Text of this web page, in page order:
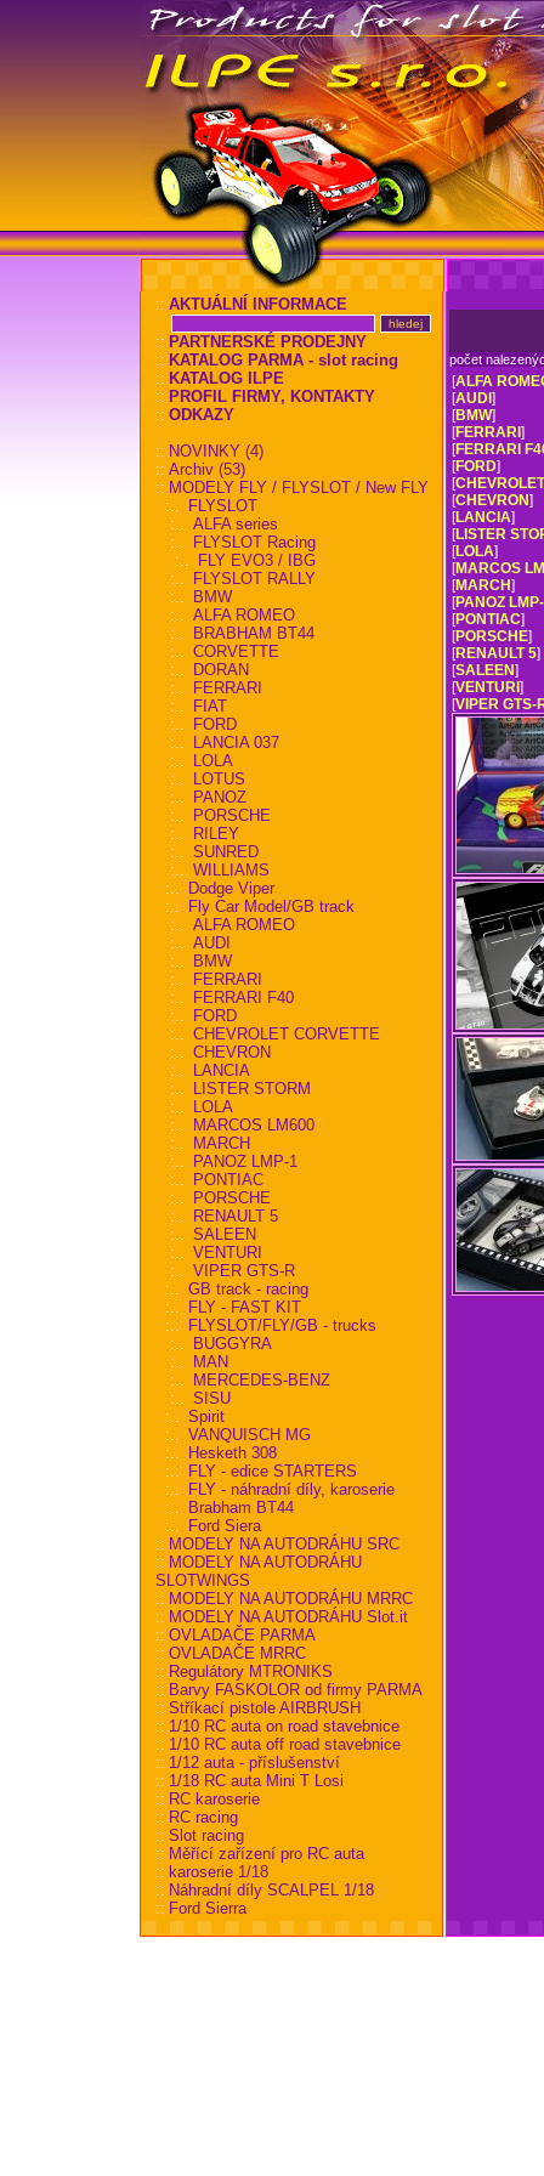
:: AKTUÁLNÍ INFORMACE
:: PARTNERSKÉ PRODEJNY
:: KATALOG PARMA - slot racing
:: KATALOG ILPE
:: PROFIL FIRMY, KONTAKTY
:: ODKAZY
:: NOVINKY (4)
:: Archiv (53)
:: MODELY FLY / FLYSLOT / New FLY
:..
FLYSLOT
:.. ALFA series
:..
FLYSLOT Racing
:..
FLY EVO3 / IBG
:..
FLYSLOT RALLY
:..
BMW
:.. ALFA ROMEO
:..
BRABHAM BT44
:.. CORVETTE
:..
DORAN
:..
FERRARI
:..
FIAT
:..
FORD
:..
LANCIA 037
:..
LOLA
:..
LOTUS
:..
PANOZ
:..
PORSCHE
:..
RILEY
:.. SUNRED
:.. WILLIAMS
:..
Dodge Viper
:..
Fly Car Model/GB track
:.. ALFA ROMEO
:.. AUDI
:..
BMW
:..
FERRARI
:..
FERRARI F40
:..
FORD
:.. CHEVROLET CORVETTE
:.. CHEVRON
:..
LANCIA
:..
LISTER STORM
:..
LOLA
:..
MARCOS LM600
:..
MARCH
:..
PANOZ LMP-1
:..
PONTIAC
:..
PORSCHE
:..
RENAULT 5
:.. SALEEN
:.. VENTURI
:.. VIPER GTS-R
:.. GB track - racing
:..
FLY - FAST KIT
:..
FLYSLOT/FLY/GB - trucks
:..
BUGGYRA
:..
MAN
:..
MERCEDES-BENZ
:.. SISU
:.. Spirit
:.. VANQUISCH MG
:..
Hesketh 308
:..
FLY - edice STARTERS
:..
FLY - náhradní díly, karoserie
:..
Brabham BT44
:..
Ford Siera
:: MODELY NA AUTODRÁHU SRC
:: MODELY NA AUTODRÁHU
SLOTWINGS
:: MODELY NA AUTODRÁHU MRRC
:: MODELY NA AUTODRÁHU Slot.it
:: OVLADAČE PARMA
:: OVLADAČE MRRC
:: Regulátory MTRONIKS
:: Barvy FASKOLOR od firmy PARMA
:: Stříkací pistole AIRBRUSH
:: 1/10 RC auta on road stavebnice
:: 1/10 RC auta off road stavebnice
:: 1/12 auta - příslušenství
:: 1/18 RC auta Mini T Losi
:: RC karoserie
:: RC racing
:: Slot racing
:: Měřící zařízení pro RC auta
:: karoserie 1/18
:: Náhradní díly SCALPEL 1/18
:: Ford Sierra
počet
[ALFA
[AUDI ]
[BMW]
[FERRARI ]
[FERRARI
[FORD]
[
[CHEVRON]
[LANCIA]
[LISTER
[LOLA]
[MARCOS
[MARCH]
[PANOZ
[PONTIAC]
[PORSCHE]
[RENAULT 5]
[SALEEN]
[VENTURI ]
[VIPER GTS-